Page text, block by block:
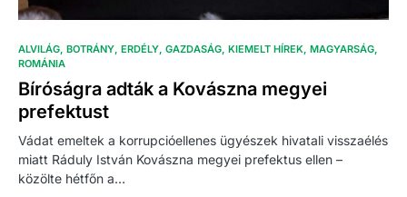
ALVILÁG BOTRÁNY ERDÉLY GAZDASÁG KIEMELT HÍREK MAGYARSÁG
ROMÁNIA
Bíróságra adták a Kovászna megyei
prefektust
Vádat emeltek a korrupcióellenes ügyészek hivatali visszaélés
miatt Ráduly István Kovászna megyei prefektus ellen –
közölte hétfőn a…